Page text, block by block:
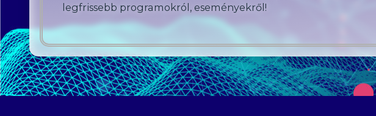
legfrissebb programokról, eseményekről!